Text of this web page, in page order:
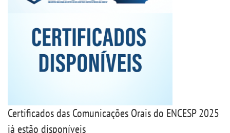
Certificados das Comunicações Orais do ENCESP 2025
já estão disponíveis